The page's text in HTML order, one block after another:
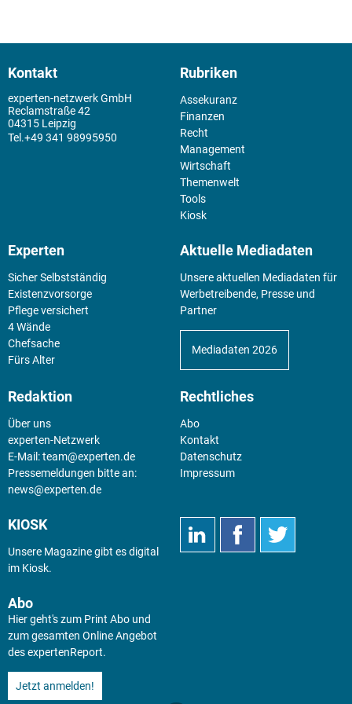
Kontakt
experten-netzwerk GmbH
Reclamstraße 42
04315 Leipzig
+49 341 98995950
Rubriken
Assekuranz
Finanzen
Recht
Management
Wirtschaft
Themenwelt
Tools
Kiosk
Experten
Sicher Selbstständig
Existenz­vorsorge
Pflege versichert
4 Wände
Chefsache
Fürs Alter
Aktuelle Mediadaten
Unsere aktuellen Mediadaten für
Werbetreibende, Presse und
Partner
Mediadaten 2026
Redaktion
Über uns
experten-Netzwerk
E-Mail:team@experten.de
Pressemeldungen bitte an:
news@experten.de
Rechtliches
Abo
Kontakt
Datenschutz
Impressum
KIOSK
Unsere Magazine gibt es digital
im Kiosk.
Abo
Hier geht's zum Print Abo und
zum gesamten Online Angebot
des expertenReport.
Jetzt anmelden!